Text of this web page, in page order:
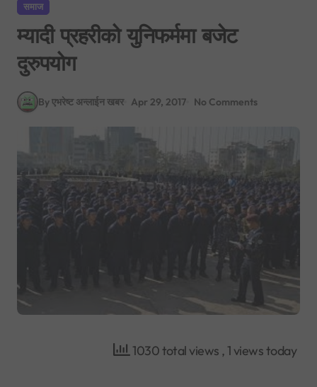
समाज
म्यादी प्रहरीको युनिफर्ममा बजेट
दुरुपयोग
By एभरेष्ट अन्लाईन खबर Apr 29, 2017 No Comments
1030 total views , 1 views today